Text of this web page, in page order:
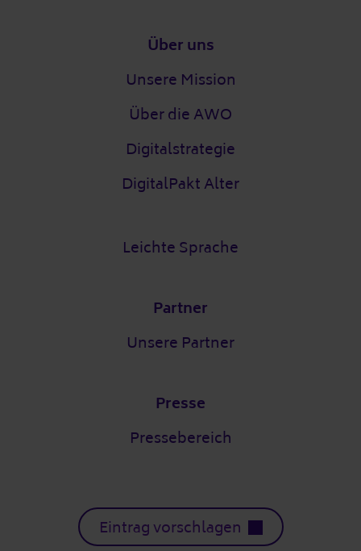
Über uns
Unsere Mission
Über die AWO
Digitalstrategie
DigitalPakt Alter
Leichte Sprache
Partner
Unsere Partner
Presse
Pressebereich
Eintrag vorschlagen